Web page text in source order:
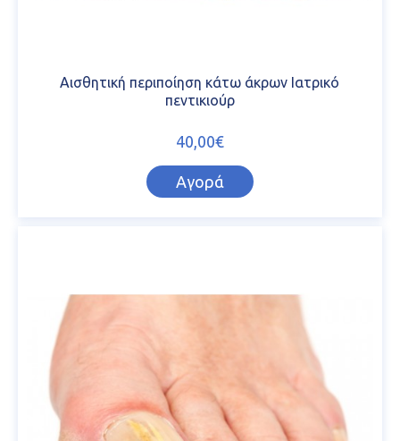
Αισθητική περιποίηση κάτω άκρων Ιατρικό
πεντικιούρ
40,00€
Αγορά